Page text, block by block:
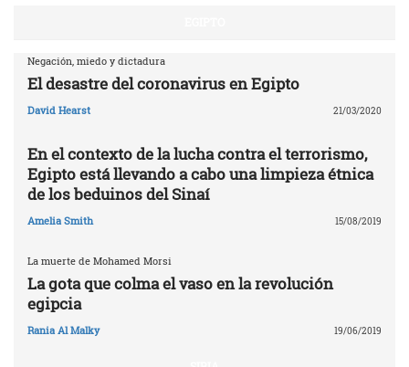
Negación, miedo y dictadura
El desastre del coronavirus en Egipto
David Hearst 21/03/2020
En el contexto de la lucha contra el terrorismo,
Egipto está llevando a cabo una limpieza étnica
de los beduinos del Sinaí
Amelia Smith 15/08/2019
La muerte de Mohamed Morsi
La gota que colma el vaso en la revolución
egipcia
Rania Al Malky 19/06/2019